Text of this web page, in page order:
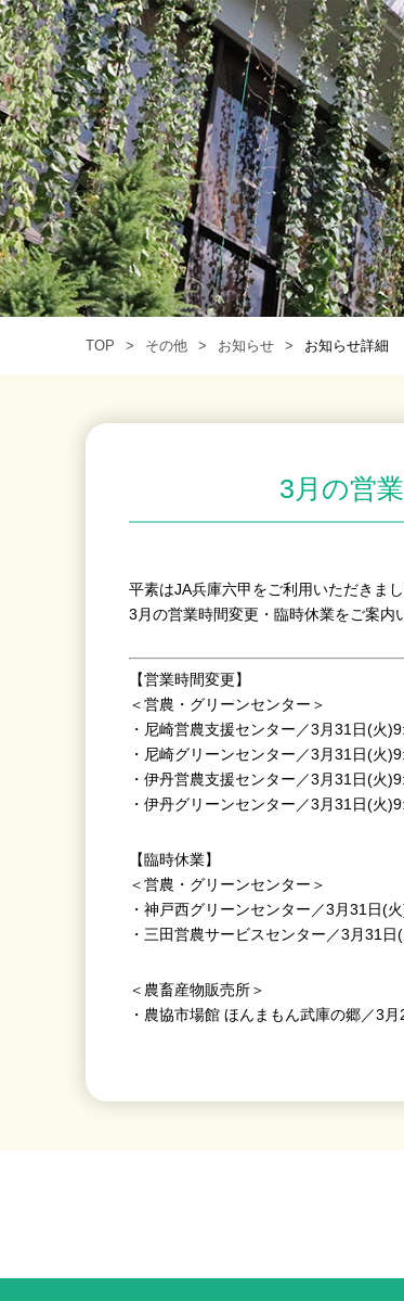
TOP その他 お知らせ お知らせ詳細
3月の営
平素はJA兵庫六甲をご利用いただきま
3月の営業時間変更・臨時休業をご案内
【営業時間変更】
＜営農・グリーンセンター＞
・尼崎営農支援センター／3月31日(火
・尼崎グリーンセンター／3月31日(火
・伊丹営農支援センター／3月31日(火
・伊丹グリーンセンター／3月31日(火
【臨時休業】
＜営農・グリーンセンター＞
・神戸西グリーンセンター／3月31日(
・三田営農サービスセンター／3月31日
＜農畜産物販売所＞
・農協市場館 ほんまもん武庫の郷／3